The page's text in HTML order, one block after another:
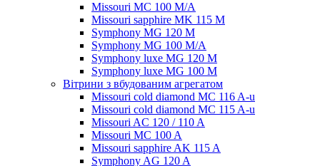
Missouri MC 100 M/A
Missouri sapphire MK 115 M
Symphony MG 120 M
Symphony MG 100 M/А
Symphony luxe MG 120 M
Symphony luxe MG 100 M
Вітрини з вбудованим агрегатом
Missouri cold diamond MC 116 A-u
Missouri cold diamond MC 115 A-u
Missouri AC 120 / 110 A
Missouri MC 100 A
Missouri sapphire AK 115 A
Symphony AG 120 A